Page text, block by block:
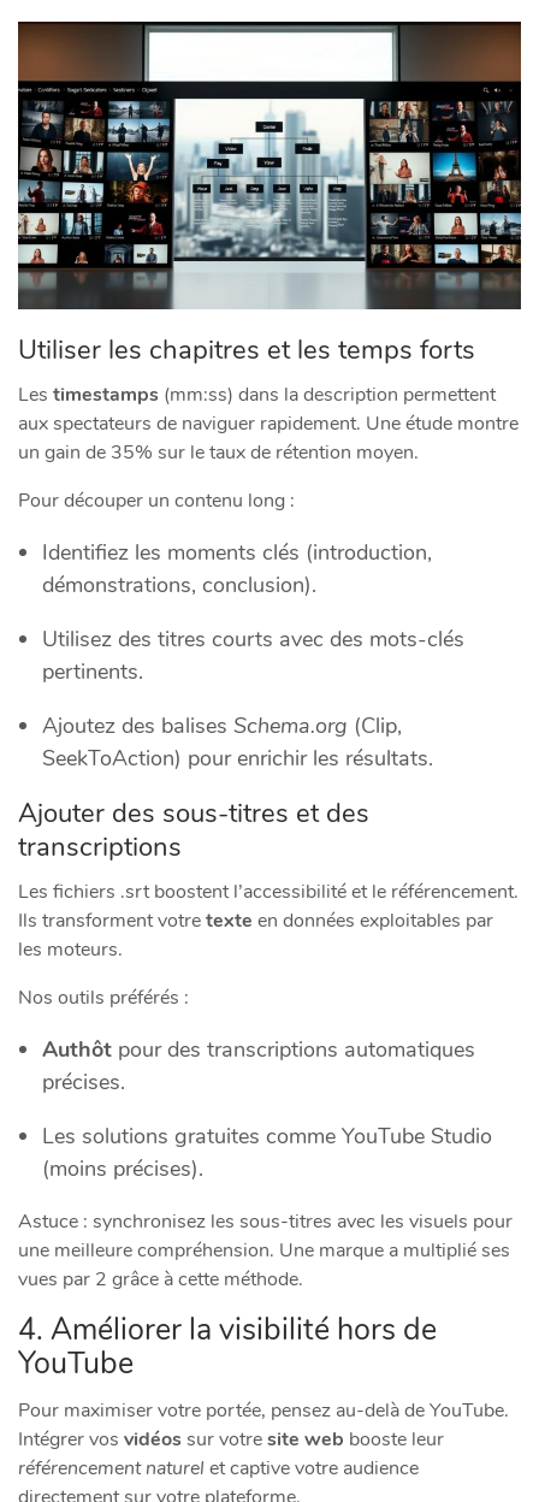
Utiliser les chapitres et les temps forts
Les timestamps (mm:ss) dans la description permettent
aux spectateurs de naviguer rapidement. Une étude montre
un gain de 35% sur le taux de rétention moyen.
Pour découper un contenu long :
Identifiez les moments clés (introduction,
démonstrations, conclusion).
Utilisez des titres courts avec des mots-clés
pertinents.
Ajoutez des balises Schema.org (Clip,
SeekToAction) pour enrichir les résultats.
Ajouter des sous-titres et des
transcriptions
Les fichiers .srt boostent l’accessibilité et le référencement.
Ils transforment votretexte en données exploitables par
les moteurs.
Nos outils préférés :
Authôt pour des transcriptions automatiques
précises.
Les solutions gratuites comme YouTube Studio
(moins précises).
Astuce : synchronisez les sous-titres avec les visuels pour
une meilleure compréhension. Une marque a multiplié ses
vues par 2 grâce à cette méthode.
4. Améliorer la visibilité hors de
YouTube
Pour maximiser votre portée, pensez au-delà de YouTube.
Intégrer vos vidéossur votresite web booste leur
référencement naturel et captive votre audience